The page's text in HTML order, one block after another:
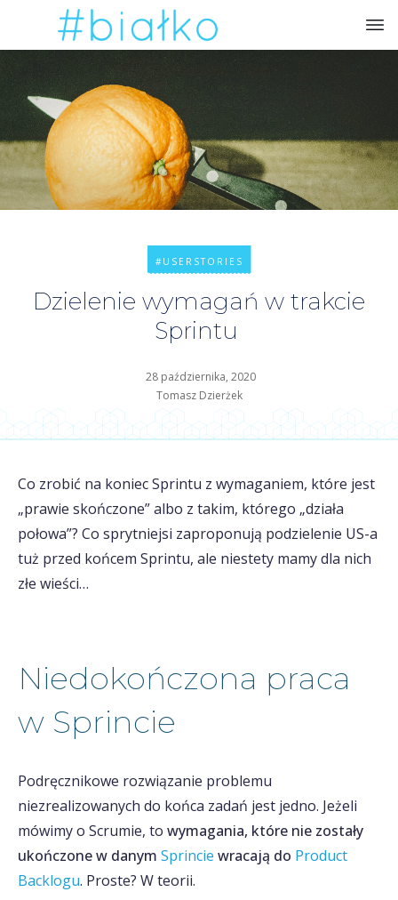
#USERSTORIES
Dzielenie wymagań w trakcie
Sprintu
28 października, 2020
Tomasz Dzierżek
Co zrobić na koniec Sprintu z wymaganiem, które jest
„prawie skończone” albo z takim, którego „działa
połowa”? Co sprytniejsi zaproponują podzielenie US-a
tuż przed końcem Sprintu, ale niestety mamy dla nich
złe wieści…
Niedokończona praca
w Sprincie
Podręcznikowe rozwiązanie problemu
niezrealizowanych do końca zadań jest jedno. Jeżeli
mówimy o Scrumie, to wymagania, które nie zostały
ukończone w danym Sprincie wracają do Product
Backlogu. Proste? W teorii.